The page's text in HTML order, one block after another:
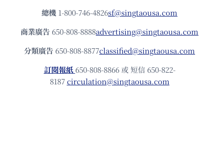
總機 1-800-746-4826sf@singtaousa.com
商業廣告 650-808-8888advertising@singtaousa.com
分類廣告 650-808-8877classified@singtaousa.com
訂閱報紙 650-808-8866 或 短信 650-822-
8187circulation@singtaousa.com